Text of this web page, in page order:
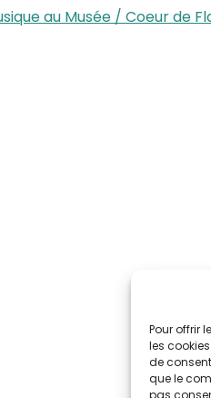
Pour offrir
les
de
que le
pas
au Musée / Coeur de